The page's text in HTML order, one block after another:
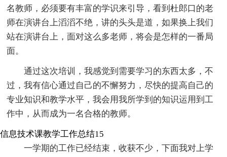
名教师，必须要有丰富的学识来引导，看到杜郎口的老
师在演讲台上滔滔不绝，讲的头头是道，如果换上我们
站在演讲台上，面对这么多老师，将会是怎样的一番局
面。
通过这次培训，我感觉到需要学习的东西太多，不
过，我有信心通过自己的不懈努力，尽快的提高自己的
专业知识和教学水平，我会用我所学到的知识运用到工
作中，从而成为一名合格的教师。
信息技术课教学工作总结15
一学期的工作已经结束，收获不少，下面我对上学